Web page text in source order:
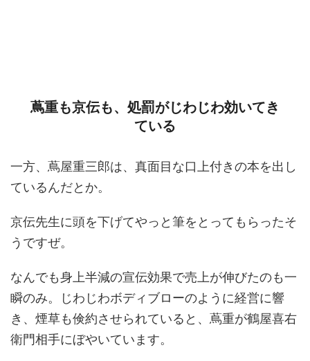
蔦重も京伝も、処罰がじわじわ効いてき
ている
一方、蔦屋重三郎は、真面目な口上付きの本を出し
ているんだとか。
京伝先生に頭を下げてやっと筆をとってもらったそ
うですぜ。
なんでも身上半減の宣伝効果で売上が伸びたのも一
瞬のみ。じわじわボディブローのように経営に響
き、煙草も倹約させられていると、蔦重が鶴屋喜右
衛門相手にぼやいています。